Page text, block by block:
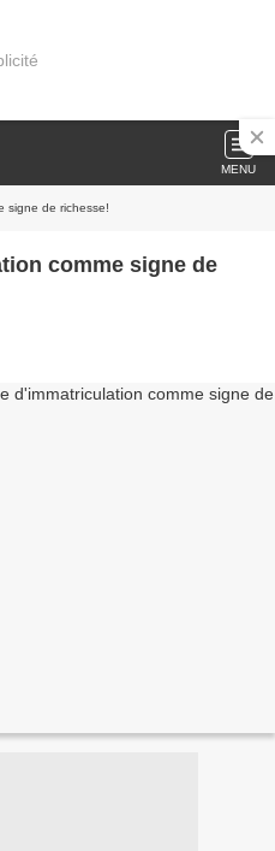
MENU
signe de richesse!
comme signe de